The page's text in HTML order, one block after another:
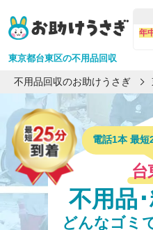
東京都台東区の不用品回収
年
不用品回収のお助けうさぎ
電話1本 最短
台
不用品
どんなゴミ